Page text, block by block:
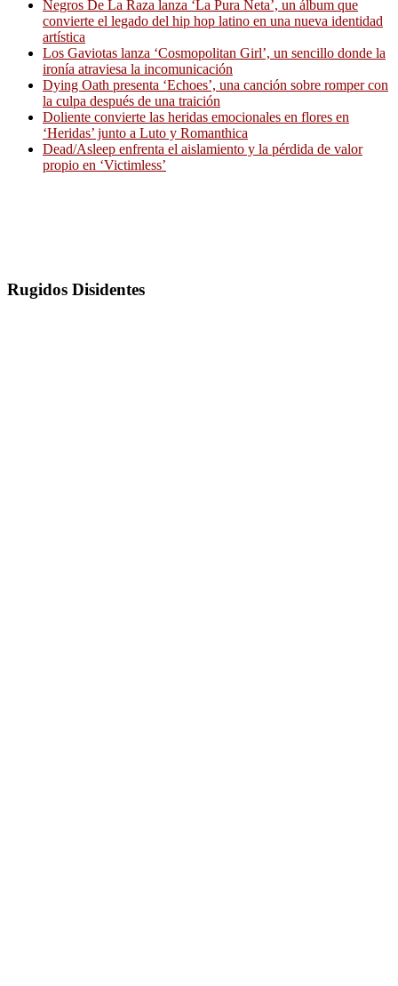
Negros De La Raza lanza ‘La Pura Neta’, un álbum que
convierte el legado del hip hop latino en una nueva identidad
artística
Los Gaviotas lanza ‘Cosmopolitan Girl’, un sencillo donde la
ironía atraviesa la incomunicación
Dying Oath presenta ‘Echoes’, una canción sobre romper con
la culpa después de una traición
Doliente convierte las heridas emocionales en flores en
‘Heridas’ junto a Luto y Romanthica
Dead/Asleep enfrenta el aislamiento y la pérdida de valor
propio en ‘Victimless’
Rugidos Disidentes